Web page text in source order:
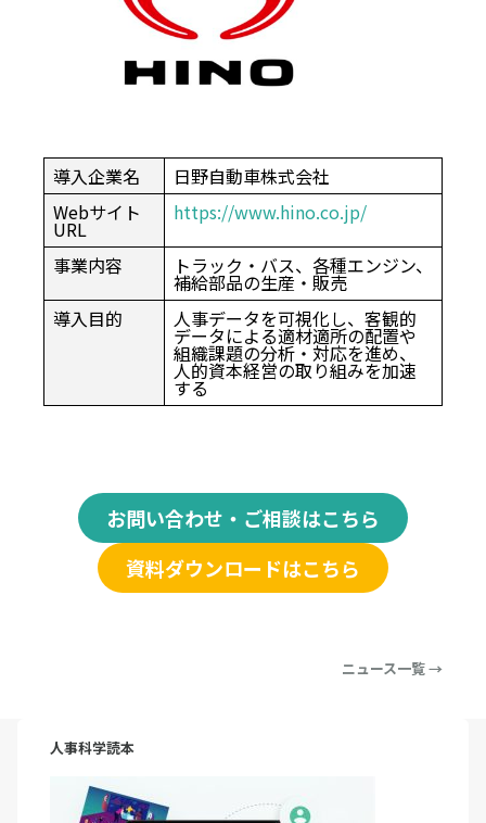
導入企業名
日野自動車株式会社
Webサイト
URL
https://www.hino.co.jp/
事業内容 トラック・バス、各種エンジン、
補給部品の生産・販売
導入目的
人事データを可視化し、客観的
データによる適材適所の配置や
組織課題の分析・対応を進め、
人的資本経営の取り組みを加速
する
お問い合わせ・ご相談はこちら
資料ダウンロードはこちら
ニュース一覧 →
人事科学読本